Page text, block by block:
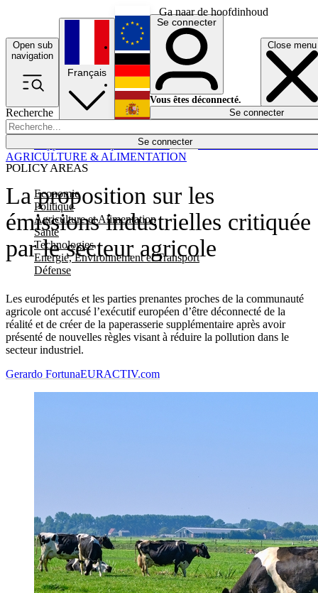
Ga naar de hoofdinhoud
Open sub
navigation
Close menu
Recherche
Se connecter
POLICY AREAS
Economie
Politique
Agriculture et Alimentation
Santé
Technologies
Energie, Environnement et Transport
Défense
Économie
Français
English
Deutsch
Español
Se connecter
Vous êtes déconnecté.
Se connecter
La proposition sur les
émissions industrielles critiquée
par le secteur agricole
Les eurodéputés et les parties prenantes proches de la communauté
agricole ont accusé l’exécutif européen d’être déconnecté de la
réalité et de créer de la paperasserie supplémentaire après avoir
présenté de nouvelles règles visant à réduire la pollution dans le
secteur industriel.
AGRICULTURE & ALIMENTATION
Gerardo FortunaEURACTIV.com